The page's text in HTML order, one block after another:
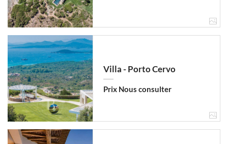
Villa - Porto Cervo
Prix Nous consulter